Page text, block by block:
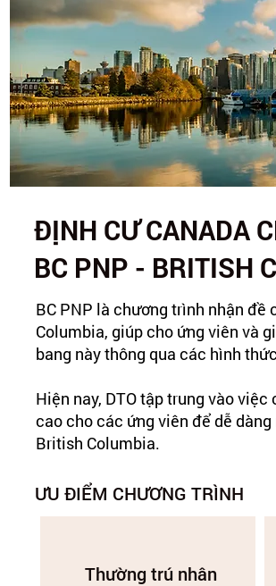
ĐỊNH CƯ CANADA
BC PNP - BRITISH
BC PNP là chương trình nhận
Columbia, giúp cho ứng viên và
bang này thông qua các hình
Hiện nay, DTO tập trung vào
cao cho các ứng viên để dễ
British Columbia.
​ƯU ĐIỂM CHƯƠNG TRÌNH
Thường trú nhân